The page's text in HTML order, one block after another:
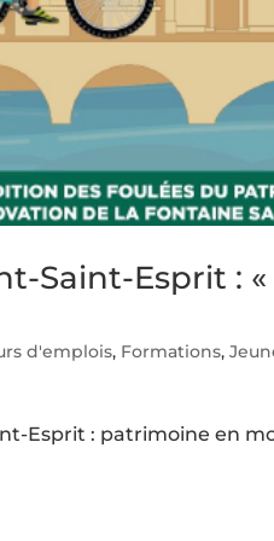
Saint-Esprit :
d'emplois, Formations,
Esprit : patrimoine en